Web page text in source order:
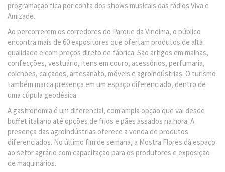
programação fica por conta dos shows musicais das rádios Viva e
Amizade.
Ao percorrerem os corredores do Parque da Vindima, o público
encontra mais de 60 expositores que ofertam produtos de alta
qualidade e com preços direto de fábrica. São artigos em malhas,
confecções, vestuário, itens em couro, acessórios, perfumaria,
colchões, calçados, artesanato, móveis e agroindústrias. O turismo
também marca presença em um espaço diferenciado, dentro de
uma cúpula geodésica.
A gastronomia é um diferencial, com ampla opção que vai desde
buffet italiano até opções de frios e pães assados na hora. A
presença das agroindústrias oferece a venda de produtos
diferenciados. No último fim de semana, a Mostra Flores dá espaço
ao setor agrário com capacitação para os produtores e exposição
de maquinários.